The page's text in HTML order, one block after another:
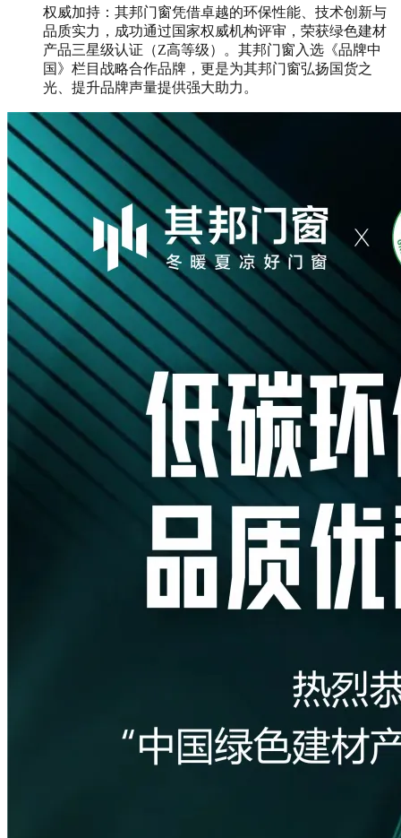
权威加持：其邦门窗凭借卓越的环保性能、技术创新与
品质实力，成功通过国家权威机构评审，荣获绿色建材
产品三星级认证（Z高等级）。其邦门窗入选《品牌中
国》栏目战略合作品牌，更是为其邦门窗弘扬国货之
光、提升品牌声量提供强大助力。